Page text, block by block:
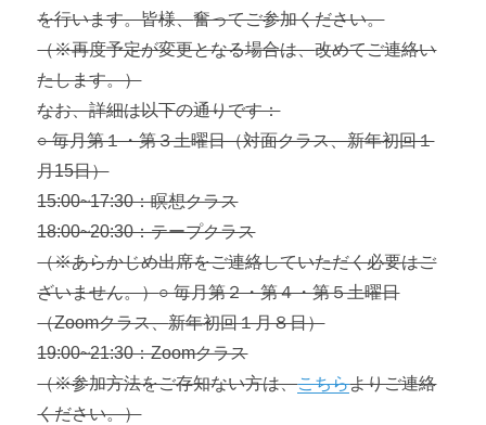
を行います。皆様、奮ってご参加ください。
（※再度予定が変更となる場合は、改めてご連絡い
たします。）
なお、詳細は以下の通りです：
○ 毎月第１・第３土曜日（対面クラス、新年初回１
月15日）
15:00~17:30：瞑想クラス
18:00~20:30：テープクラス
（※あらかじめ出席をご連絡していただく必要はご
ざいません。）○ 毎月第２・第４・第５土曜日
（Zoomクラス、新年初回１月８日）
19:00~21:30：Zoomクラス
（※参加方法をご存知ない方は、こちらよりご連絡
ください。）